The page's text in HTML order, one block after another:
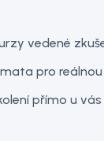
vedené
pro
přímo u